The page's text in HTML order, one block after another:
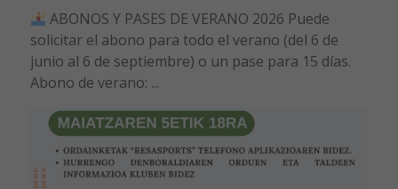
ABONOS Y PASES DE VERANO 2026 Puede
solicitar el abono para todo el verano (del 6 de
junio al 6 de septiembre) o un pase para 15 días.
Abono de verano: ...